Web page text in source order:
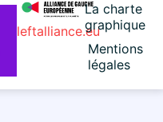
La charte
graphique
Mentions
légales
leftalliance.eu